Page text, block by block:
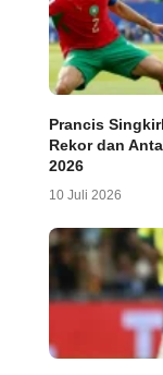
Prancis
Rekor dan
2026
10 Juli 2026